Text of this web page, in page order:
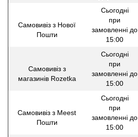
Самовивіз з Нової
Пошти
Сьогодні
при
замовленні до
15:00
Самовивіз з
магазинів Rozetka
Сьогодні
при
замовленні до
15:00
Самовивіз з Meest
Пошти
Сьогодні
при
замовленні до
15:00